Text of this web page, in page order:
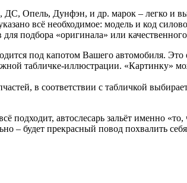
ДС, Опель, Дунфэн, и др. марок – легко и
всё необходимое: модель и код
подбора «оригинала» или
под капотом Вашего автомобиля.
табличке-иллюстрации. «Картинку»
в соответствии с табличкой
автослесарь зальёт именно
– будет прекрасный повод похвалить